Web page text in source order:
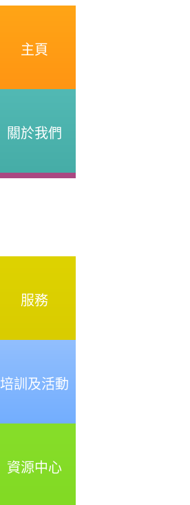
主頁
關於我們
服務
培訓及活動
資源中心